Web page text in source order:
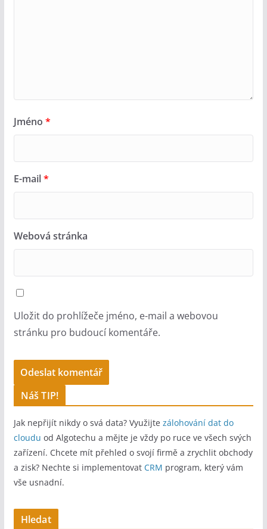
Jméno *
E-mail*
Webová stránka
Uložit do prohlížeče jméno, e-mail a webovou
stránku pro budoucí komentáře.
l
t
e
r
n
t
Náš TIP!
Jak nepřijít nikdy o svá data? Využijte zálohování dat do
cloudu od Algotechu a mějte je vždy po ruce ve všech svých
zařízení. Chcete mít přehled o svojí firmě a zrychlit obchody
a zisk? Nechte si implementovat CRM program, který vám
vše usnadní.
Hledat